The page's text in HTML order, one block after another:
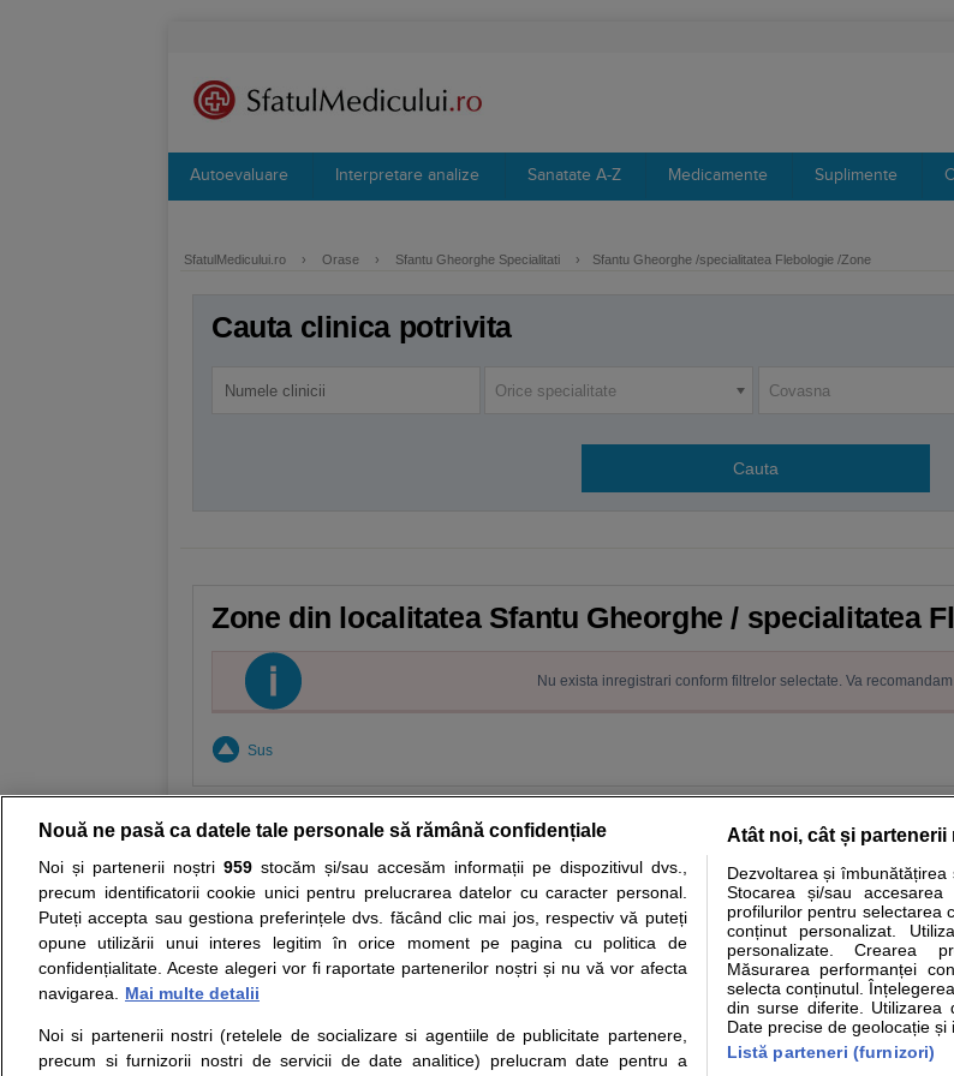
Autoevaluare Interpretare analize Sanatate A-Z Medicamente Suplimente
SfatulMedicului.ro › Orase › Sfantu Gheorghe Specialitati › Sfantu Gheorghe /specialitatea Flebologie /Zone
Cauta clinica potrivita
Orice specialitate Covasna
Zone din localitatea Sfantu Gheorghe / specialitatea
Nu exista inregistrari conform filtrelor selectate. Va
Sus
Resurse: Autoevaluare simptome Interpretare analize Specialitati medicale Boli si afectiuni
Opiniile avizate ale medicilor, sfaturile si orice alte informatii despre sanatate disponibile pe sfatulmedicului.ro au
nici diagnosticul stabilit in urma investigatiilor si analizelor medicale. Va sfatuim, ca pe langa informatia primita pe
ii punem la dispozitie pentru programare in sistemul de programari la medic Clickmed.
Despre noi
Despre noi
Legal
Termeni si conditii
Drepturile consumatorului
Protectia consumatorilor - ANPC
Parteneri
Nouă ne pasă ca datele tale personale să rămână confidențiale
Noi și partenerii noștri 959stocăm și/sau accesăm informații pe dispozitivul dvs.,
precum identificatorii cookie unici pentru prelucrarea datelor cu caracter personal.
Puteți accepta sau gestiona preferințele dvs. făcând clic mai jos, respectiv vă puteți
opune utilizării unui interes legitim în orice moment pe pagina cu politica de
confidențialitate. Aceste alegeri vor fi raportate partenerilor noștri și nu vă vor afecta
navigarea.
Mai multe detalii
Noi si partenerii nostri (retelele de socializare si agentiile de publicitate partenere,
precum si furnizorii nostri de servicii de date analitice) prelucram date pentru a
Atât noi, cât și
Dezvoltarea și
Stocarea și/sau
profilurilor pentru selectarea
conținut personalizat.
personalizate. Crearea
Măsurarea performanței
selecta conținutul.
din surse diferite. Utilizarea
Date precise de geolocație și
Listă parteneri (furnizori)